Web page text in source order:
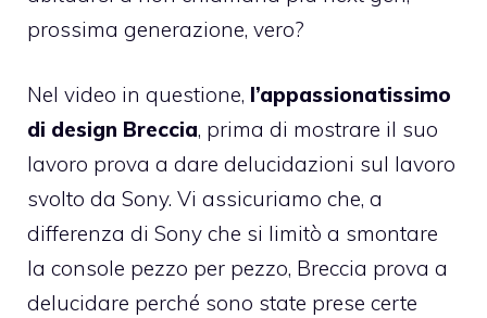
prossima generazione, vero?
Nel video in questione, l’appassionatissimo
di design Breccia, prima di mostrare il suo
lavoro prova a dare delucidazioni sul lavoro
svolto da Sony. Vi assicuriamo che, a
differenza di Sony che si limitò a smontare
la console pezzo per pezzo, Breccia prova a
delucidare perché sono state prese certe